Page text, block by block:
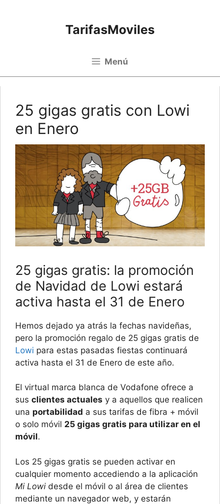
TarifasMoviles
Menú
25 gigas gratis con Lowi
en Enero
25 gigas gratis: la promoción
de Navidad de Lowi estará
activa hasta el 31 de Enero
Hemos dejado ya atrás la fechas navideñas,
pero la promoción regalo de 25 gigas gratis de
Lowi para estas pasadas fiestas continuará
activa hasta el 31 de Enero de este año.
El virtual marca blanca de Vodafone ofrece a
sus clientes actuales y a aquellos que realicen
una portabilidad a sus tarifas de fibra + móvil
o solo móvil 25 gigas gratis para utilizar en el
móvil.
Los 25 gigas gratis se pueden activar en
cualquier momento accediendo a la aplicación
Mi Lowi desde el móvil o al área de clientes
mediante un navegador web, y estarán